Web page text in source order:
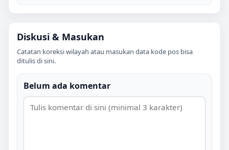
Diskusi & Masukan
Catatan koreksi wilayah atau masukan data kode pos bisa
ditulis di sini.
Belum ada komentar